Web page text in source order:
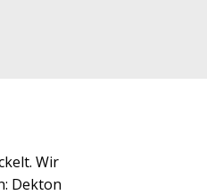
Wir
Dekton